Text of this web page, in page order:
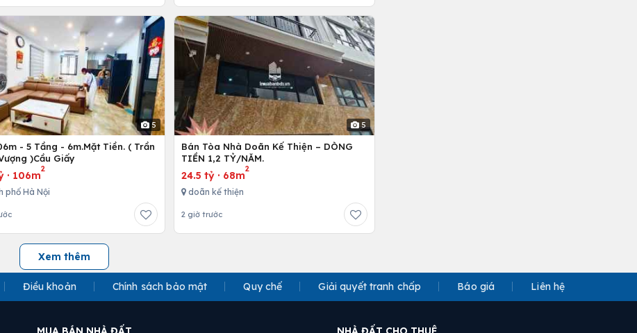
5
- 5 Tầng - 6m.Mặt Tiền. ( Trần
)Cầu Giấy
· 106m
2
phố Hà Nội
5
Bán Tòa Nhà Doãn Kế Thiện – DÒNG
TIỀN 1,2 TỶ/NĂM.
24.5 tỷ· 68m
2
doãn kế thiện
2 giờ trước
Xem thêm
Điều khoản Chính sách bảo mật Quy chế Giải quyết tranh chấp Báo giá Liên hệ